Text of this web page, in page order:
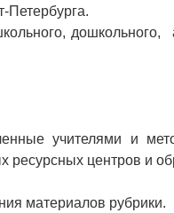
Петербурга.
учителями и
ресурсных центров и
материалов рубрики.